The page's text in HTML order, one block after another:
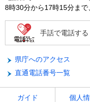
8時30分から17時15分まで
手話で電話する
県庁へのアクセス
直通電話番号一覧
ガイド
個人